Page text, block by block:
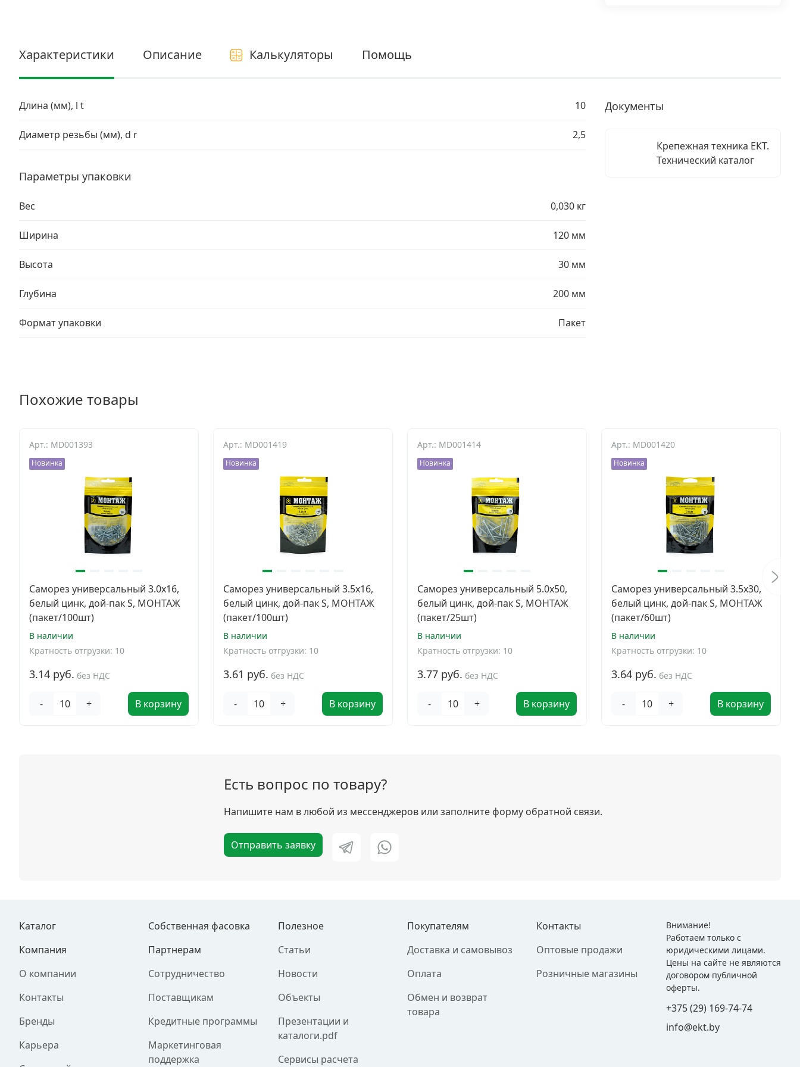
Перфорированный крепеж
Характеристики Описание Калькуляторы Помощь
Длина (мм), l t 10
Диаметр резьбы (мм), d r 2,5
Параметры упаковки
Вес 0,030 кг
Ширина 120 мм
Высота 30 мм
Глубина 200 мм
Формат упаковки Пакет
Документы
Крепежная техника ЕКТ.
Технический каталог
Похожие товары
Арт.: MD001393
Новинка
Саморез универсальный 3.0x16,
белый цинк, дой-пак S, МОНТАЖ
(пакет/100шт)
В наличии
Кратность отгрузки: 10
3.14 руб. без НДС
- + В корзину
Арт.: MD001419
Новинка
Саморез универсальный 3.5x16,
белый цинк, дой-пак S, МОНТАЖ
(пакет/100шт)
В наличии
Кратность отгрузки: 10
3.61 руб. без НДС
- + В корзину
Арт.: MD001414
Новинка
Саморез универсальный 5.0x50,
белый цинк, дой-пак S, МОНТАЖ
(пакет/25шт)
В наличии
Кратность отгрузки: 10
3.77 руб. без НДС
- + В корзину
Арт.: MD001420
Новинка
Саморез универсальный 3.5x30,
белый цинк, дой-пак S, МОНТАЖ
(пакет/60шт)
В наличии
Кратность отгрузки: 10
3.64 руб. без НДС
- + В корзину
Есть вопрос по товару?
Напишите нам в любой из мессенджеров или заполните форму обратной связи.
Отправить заявку
Каталог
Компания
О компании
Контакты
Бренды
Карьера
Собственная фасовка
Партнерам
Сотрудничество
Поставщикам
Кредитные программы
Маркетинговая
поддержка
Полезное
Статьи
Новости
Объекты
Презентации и
каталоги.pdf
Сервисы расчета
Покупателям
Доставка и самовывоз
Оплата
Обмен и возврат
товара
Контакты
Оптовые продажи
Розничные магазины
Внимание!
Работаем только с
юридическими лицами.
Цены на сайте не являются
договором публичной
оферты.
+375 (29) 169-74-74
info@ekt.by